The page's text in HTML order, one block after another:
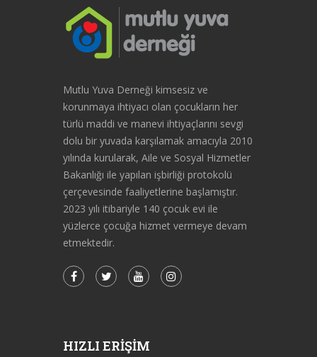
Mutlu Yuva Derneği kimsesiz ve
korunmaya ihtiyacı olan çocukların her
türlü maddi ve manevi ihtiyaçlarını sevgi
dolu bir yuvada karşılamak amacıyla 2010
yılında kurularak, Aile ve Sosyal Hizmetler
Bakanlığı ile yapılan işbirliği protokolü
çerçevesinde faaliyetlerine başlamıştır.
2023 yılı itibariyle 140 çocuk evi ile
yüzlerce çocuğa hizmet vermeye devam
etmektedir.
HIZLI ERIŞIM